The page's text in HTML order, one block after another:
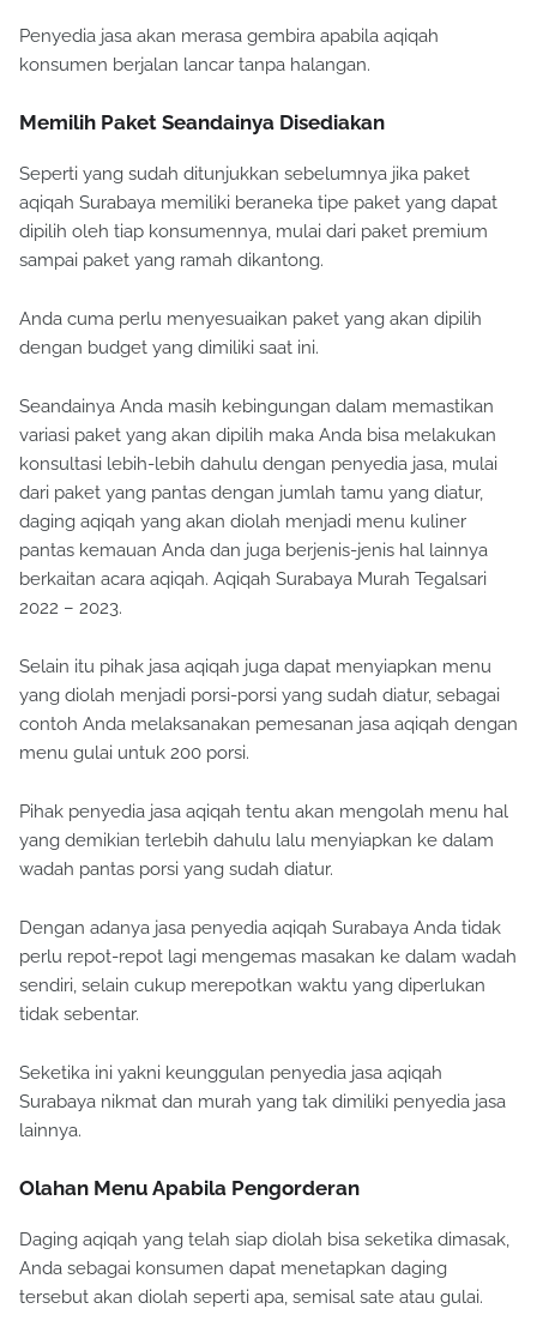
Penyedia jasa akan merasa gembira apabila aqiqah
konsumen berjalan lancar tanpa halangan.
Memilih Paket Seandainya Disediakan
Seperti yang sudah ditunjukkan sebelumnya jika paket
aqiqah Surabaya memiliki beraneka tipe paket yang dapat
dipilih oleh tiap konsumennya, mulai dari paket premium
sampai paket yang ramah dikantong.
Anda cuma perlu menyesuaikan paket yang akan dipilih
dengan budget yang dimiliki saat ini.
Seandainya Anda masih kebingungan dalam memastikan
variasi paket yang akan dipilih maka Anda bisa melakukan
konsultasi lebih-lebih dahulu dengan penyedia jasa, mulai
dari paket yang pantas dengan jumlah tamu yang diatur,
daging aqiqah yang akan diolah menjadi menu kuliner
pantas kemauan Anda dan juga berjenis-jenis hal lainnya
berkaitan acara aqiqah. Aqiqah Surabaya Murah Tegalsari
2022 – 2023.
Selain itu pihak jasa aqiqah juga dapat menyiapkan menu
yang diolah menjadi porsi-porsi yang sudah diatur, sebagai
contoh Anda melaksanakan pemesanan jasa aqiqah dengan
menu gulai untuk 200 porsi.
Pihak penyedia jasa aqiqah tentu akan mengolah menu hal
yang demikian terlebih dahulu lalu menyiapkan ke dalam
wadah pantas porsi yang sudah diatur.
Dengan adanya jasa penyedia aqiqah Surabaya Anda tidak
perlu repot-repot lagi mengemas masakan ke dalam wadah
sendiri, selain cukup merepotkan waktu yang diperlukan
tidak sebentar.
Seketika ini yakni keunggulan penyedia jasa aqiqah
Surabaya nikmat dan murah yang tak dimiliki penyedia jasa
lainnya.
Olahan Menu Apabila Pengorderan
Daging aqiqah yang telah siap diolah bisa seketika dimasak,
Anda sebagai konsumen dapat menetapkan daging
tersebut akan diolah seperti apa, semisal sate atau gulai.